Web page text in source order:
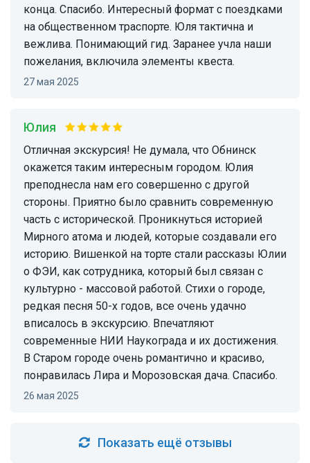
конца. Спасибо. Интересный формат с поездками
на общественном траспорте. Юля тактична и
вежлива. Понимающий гид. Заранее учла наши
пожелания, включила элементы квеста.
27 мая 2025
Юлия
Отличная экскурсия! Не думала, что Обнинск
окажется таким интересным городом. Юлия
преподнесла нам его совершенно с другой
стороны. Приятно было сравнить современную
часть с исторической. Проникнуться историей
Мирного атома и людей, которые создавали его
историю. Вишенкой на торте стали рассказы Юлии
о ФЭИ, как сотрудника, который был связан с
культурно - массовой работой. Стихи о городе,
редкая песня 50-х годов, все очень удачно
вписалось в экскурсию. Впечатляют
современные НИИ Наукограда и их достижения.
В Старом городе очень романтично и красиво,
понравилась Лира и Морозовская дача. Спасибо.
26 мая 2025
Показать ещё отзывы